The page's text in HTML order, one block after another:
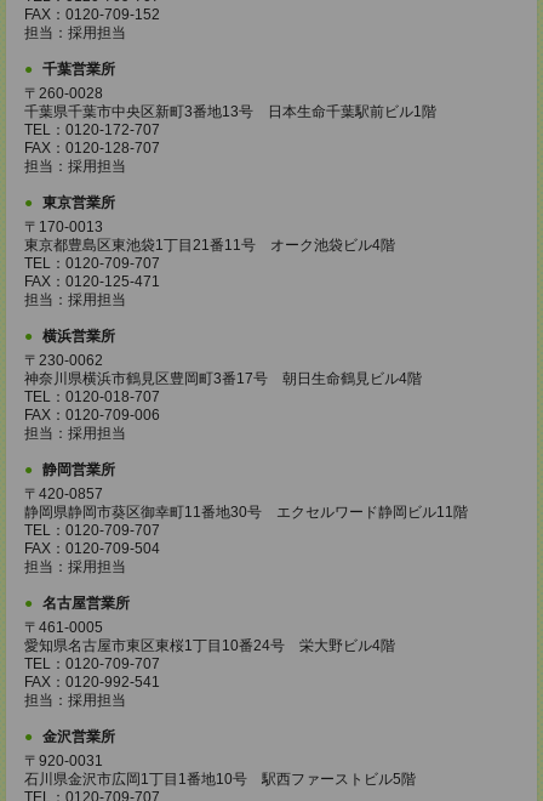
FAX：0120-709-152
担当：採用担当
千葉営業所
〒260-0028
千葉県千葉市中央区新町3番地13号 日本生命千葉駅前ビル1階
TEL：0120-172-707
FAX：0120-128-707
担当：採用担当
東京営業所
〒170-0013
東京都豊島区東池袋1丁目21番11号 オーク池袋ビル4階
TEL：0120-709-707
FAX：0120-125-471
担当：採用担当
横浜営業所
〒230-0062
神奈川県横浜市鶴見区豊岡町3番17号 朝日生命鶴見ビル4階
TEL：0120-018-707
FAX：0120-709-006
担当：採用担当
静岡営業所
〒420-0857
静岡県静岡市葵区御幸町11番地30号 エクセルワード静岡ビル11階
TEL：0120-709-707
FAX：0120-709-504
担当：採用担当
名古屋営業所
〒461-0005
愛知県名古屋市東区東桜1丁目10番24号 栄大野ビル4階
TEL：0120-709-707
FAX：0120-992-541
担当：採用担当
金沢営業所
〒920-0031
石川県金沢市広岡1丁目1番地10号 駅西ファーストビル5階
TEL：0120-709-707